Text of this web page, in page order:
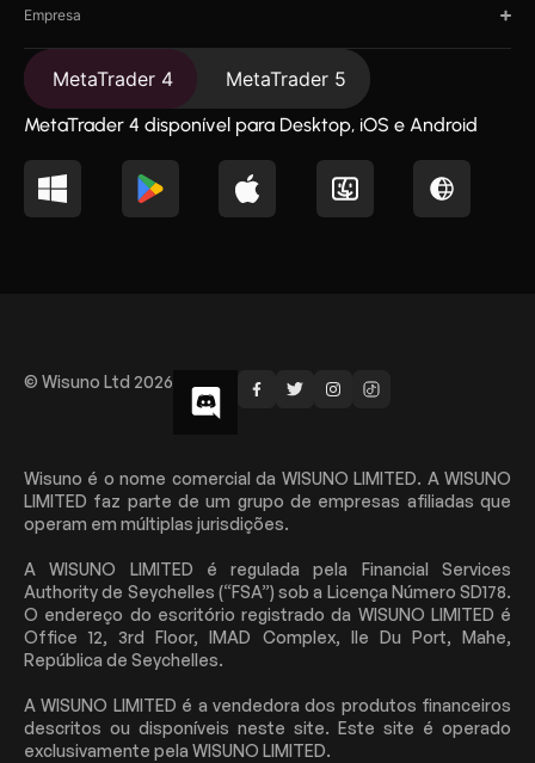
Empresa
MetaTrader 4 MetaTrader 5
MetaTrader 4 disponível para Desktop, iOS e Android
© Wisuno Ltd 2026
Wisuno é o nome comercial da WISUNO LIMITED. A WISUNO
LIMITED faz parte de um grupo de empresas afiliadas que
operam em múltiplas jurisdições.
A WISUNO LIMITED é regulada pela Financial Services
Authority de Seychelles (“FSA”) sob a Licença Número SD178.
O endereço do escritório registrado da WISUNO LIMITED é
Office 12, 3rd Floor, IMAD Complex, Ile Du Port, Mahe,
República de Seychelles.
A WISUNO LIMITED é a vendedora dos produtos financeiros
descritos ou disponíveis neste site. Este site é operado
exclusivamente pela WISUNO LIMITED.